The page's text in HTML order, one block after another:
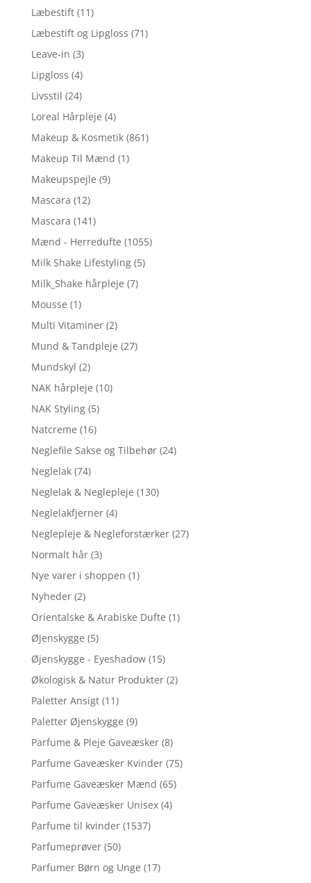
Læbestift (11)
Læbestift og Lipgloss (71)
Leave-in (3)
Lipgloss (4)
Livsstil (24)
Loreal Hårpleje (4)
Makeup & Kosmetik (861)
Makeup Til Mænd (1)
Makeupspejle (9)
Mascara (12)
Mascara (141)
Mænd - Herredufte (1055)
Milk Shake Lifestyling (5)
Milk_Shake hårpleje (7)
Mousse (1)
Multi Vitaminer (2)
Mund & Tandpleje (27)
Mundskyl (2)
NAK hårpleje (10)
NAK Styling (5)
Natcreme (16)
Neglefile Sakse og Tilbehør (24)
Neglelak (74)
Neglelak & Neglepleje (130)
Neglelakfjerner (4)
Neglepleje & Negleforstærker (27)
Normalt hår (3)
Nye varer i shoppen (1)
Nyheder (2)
Orientalske & Arabiske Dufte (1)
Øjenskygge (5)
Øjenskygge - Eyeshadow (15)
Økologisk & Natur Produkter (2)
Paletter Ansigt (11)
Paletter Øjenskygge (9)
Parfume & Pleje Gaveæsker (8)
Parfume Gaveæsker Kvinder (75)
Parfume Gaveæsker Mænd (65)
Parfume Gaveæsker Unisex (4)
Parfume til kvinder (1537)
Parfumeprøver (50)
Parfumer Børn og Unge (17)